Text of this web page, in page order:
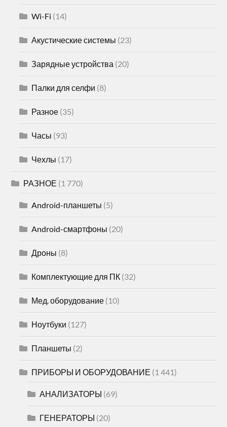
Wi-Fi (14)
Акустические системы (23)
Зарядные устройства (20)
Палки для селфи (8)
Разное (35)
Часы (93)
Чехлы (17)
РАЗНОЕ (1 770)
Android-планшеты (5)
Android-смартфоны (20)
Дроны (8)
Комплектующие для ПК (32)
Мед. оборудование (10)
Ноутбуки (127)
Планшеты (2)
ПРИБОРЫ И ОБОРУДОВАНИЕ (1 441)
АНАЛИЗАТОРЫ (69)
ГЕНЕРАТОРЫ (20)